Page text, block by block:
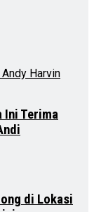
Ini Terima
di Lokasi